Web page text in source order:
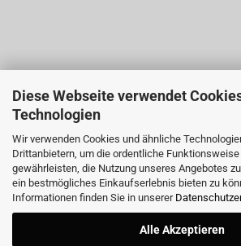
Diese Webseite verwendet
Technologien
Wir verwenden Cookies und ähnliche
Drittanbietern, um die ordentliche
gewährleisten, die Nutzung unseres Angebotes
ein bestmögliches Einkaufserlebnis bieten zu
Informationen finden Sie in unserer
Alle Akzeptieren